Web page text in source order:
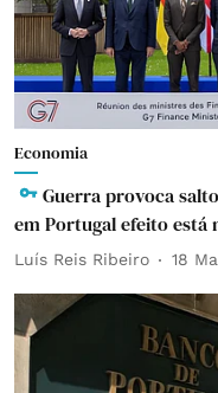
Economia
Guerra provoca
em Portugal efeito está
Luís Reis Ribeiro 18